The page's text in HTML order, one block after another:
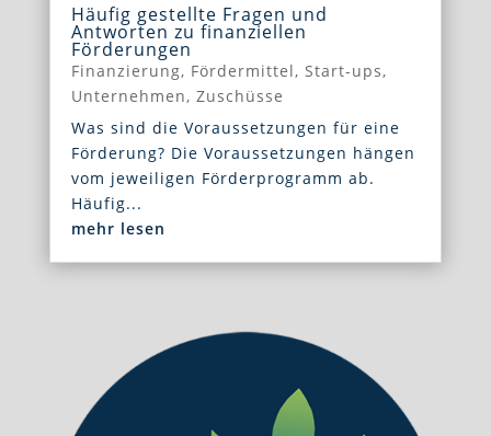
Häufig gestellte Fragen und
Antworten zu finanziellen
Förderungen
Finanzierung, Fördermittel, Start-ups,
Unternehmen, Zuschüsse
Was sind die Voraussetzungen für eine
Förderung? Die Voraussetzungen hängen
vom jeweiligen Förderprogramm ab.
Häufig...
mehr lesen